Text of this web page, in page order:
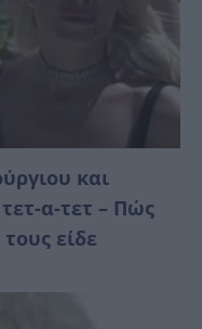
και
α-τετ – Πώς
είδε